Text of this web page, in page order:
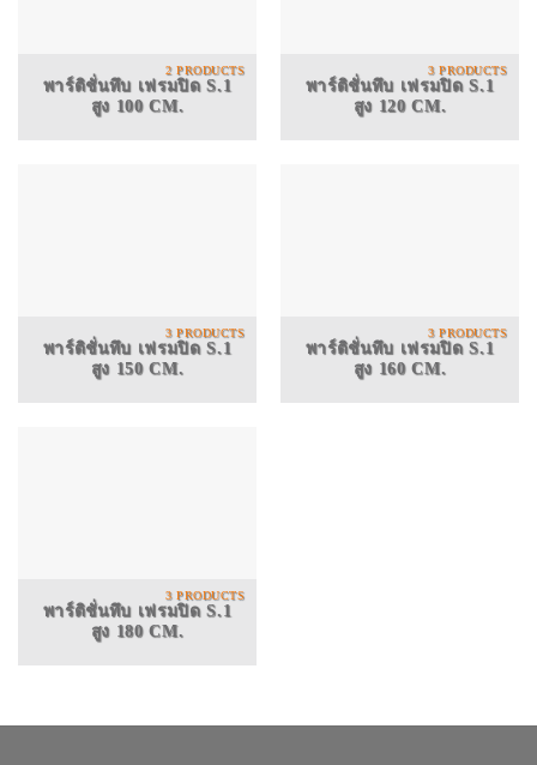
พาร์ติชั่นทึบ เฟรมปิด S.1
สูง 100 CM.
2 PRODUCTS
พาร์ติชั่นทึบ เฟรมปิด S.1
สูง 120 CM.
3 PRODUCTS
พาร์ติชั่นทึบ เฟรมปิด S.1
สูง 150 CM.
3 PRODUCTS
พาร์ติชั่นทึบ เฟรมปิด S.1
สูง 160 CM.
3 PRODUCTS
พาร์ติชั่นทึบ เฟรมปิด S.1
สูง 180 CM.
3 PRODUCTS